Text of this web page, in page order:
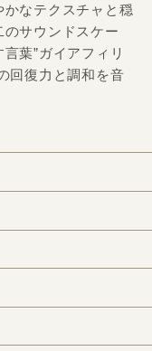
なテクスチャと穏
サウンドスケー
葉”ガイアフィリ
回復力と調和を音